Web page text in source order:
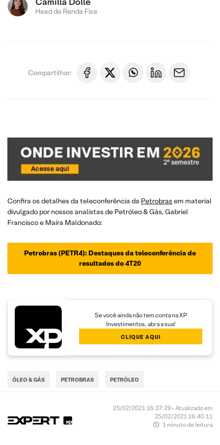
Head de Renda Fixa
Compartilhar:
Confira os detalhes da teleconferência da Petrobras em material
divulgado por nossos analistas de Petróleo & Gás, Gabriel
Francisco e Maíra Maldonado:
Petrobras (PETR4): Destaques da teleconferência de
resultados do 4T20
Se você ainda não tem conta na XP
Investimentos, abra a sua!
CLIQUE AQUI
ÓLEO & GÁS PETROBRAS PETRÓLEO
25/02/2021 16:37:29 • Atualizado em
25/02/2021 16:40:11
1 minuto de leitura